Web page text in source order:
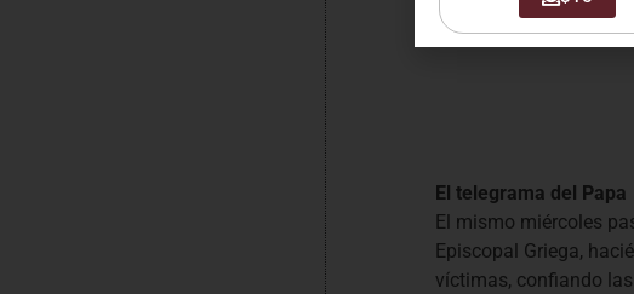
El telegrama del Papa
El mismo miércoles
Episcopal Griega,
víctimas, confiando